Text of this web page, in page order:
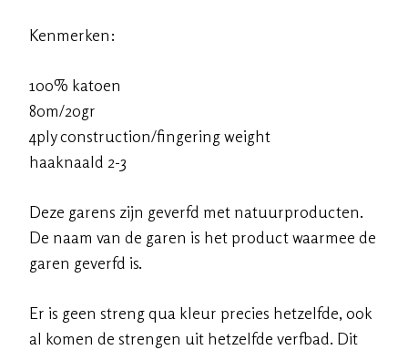
Kenmerken:
100% katoen
80m/20gr
4ply construction/fingering weight
haaknaald 2-3
Deze garens zijn geverfd met natuurproducten.
De naam van de garen is het product waarmee de
garen geverfd is.
Er is geen streng qua kleur precies hetzelfde, ook
al komen de strengen uit hetzelfde verfbad. Dit